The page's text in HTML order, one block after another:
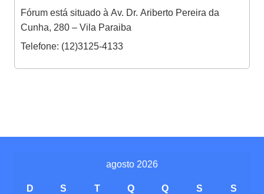
Fórum está situado à Av. Dr. Ariberto Pereira da
Cunha, 280 – Vila Paraiba
Telefone: (12)3125-4133
agosto 2026
D S T Q Q S S